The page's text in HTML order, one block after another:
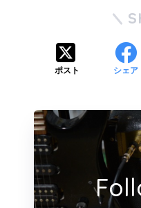
ポスト シェア